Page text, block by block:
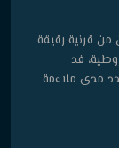
قرنية رقيقة
قد
مدى ملاءمة